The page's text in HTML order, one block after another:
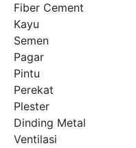
Fiber Cement
Kayu
Semen
Pagar
Pintu
Perekat
Plester
Dinding Metal
Ventilasi